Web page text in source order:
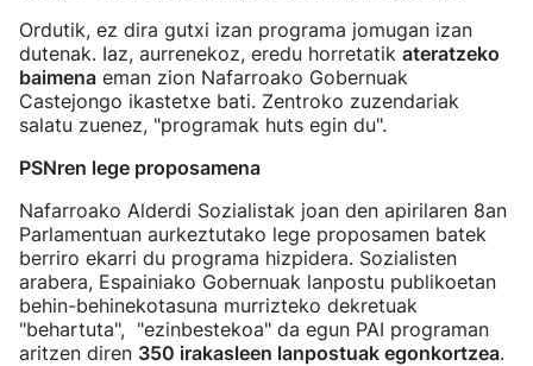
Ordutik, ez dira gutxi izan programa jomugan izan
dutenak. Iaz, aurrenekoz, eredu horretatik ateratzeko
baimena eman zion Nafarroako Gobernuak
Castejongo ikastetxe bati. Zentroko zuzendariak
salatu zuenez, "programak huts egin du".
PSNren lege proposamena
Nafarroako Alderdi Sozialistak joan den apirilaren 8an
Parlamentuan aurkeztutako lege proposamen batek
berriro ekarri du programa hizpidera. Sozialisten
arabera, Espainiako Gobernuak lanpostu publikoetan
behin-behinekotasuna murrizteko dekretuak
"behartuta", "ezinbestekoa" da egun PAI programan
aritzen diren 350 irakasleen lanpostuak egonkortzea.